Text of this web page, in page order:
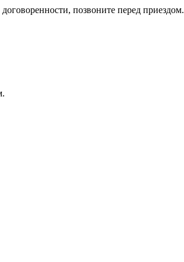
позвоните перед приездом.